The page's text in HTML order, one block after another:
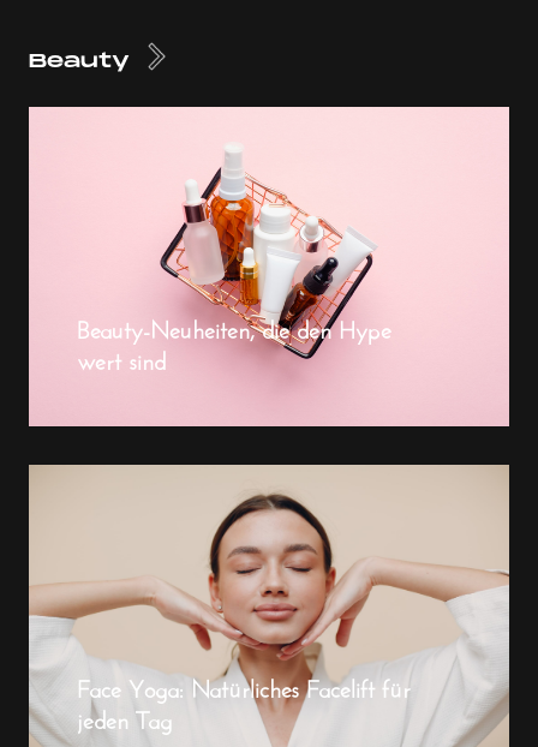
Beauty
Beauty-Neuheiten, die den Hype
wert sind
Face Yoga: Natürliches Facelift für
jeden Tag